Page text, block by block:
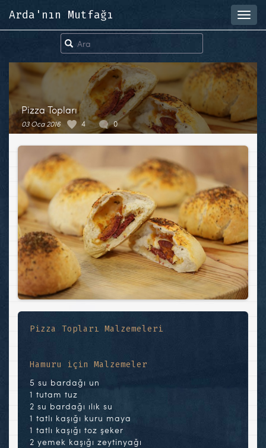
Arda'nın Mutfağı
Pizza Topları
03 Oca 2016 4 0
Pizza Topları Malzemeleri
Hamuru için Malzemeler
5 su bardağı un
1 tutam tuz
2 su bardağı ılık su
1 tatlı kaşığı kuru maya
1 tatlı kaşığı toz şeker
2 yemek kaşığı zeytinyağı